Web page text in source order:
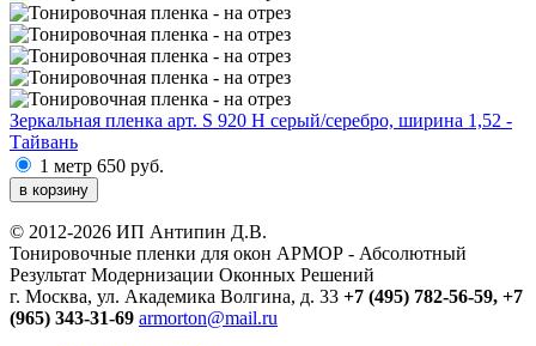
Зеркальная пленка арт. S 920 H серый/серебро, ширина 1,52 -
Тайвань
1 метр 650 руб.
в корзину
© 2012-2026 ИП Антипин Д.В.
Тонировочные пленки для окон АРМОР - Абсолютный
Результат Модернизации Оконных Решений
г. Москва, ул. Академика Волгина, д. 33 +7 (495) 782-56-59, +7
(965) 343-31-69 armorton@mail.ru